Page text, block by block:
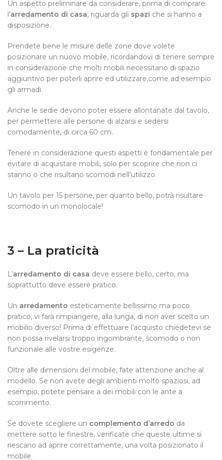
Un aspetto preliminare da considerare, prima di comprare
l’arredamento di casa, riguarda gli spazi che si hanno a
disposizione.
Prendete bene le misure delle zone dove volete
posizionare un nuovo mobile, ricordandovi di tenere sempre
in considerazione che molti mobili necessitano di spazio
aggiuntivo per poterli aprire ed utilizzare,come ad esempio
gli armadi.
Anche le sedie devono poter essere allontanate dal tavolo,
per permettere alle persone di alzarsi e sedersi
comodamente, di circa 60 cm.
Tenere in considerazione questi aspetti è fondamentale per
evitare di acquistare mobili, solo per scoprire che non ci
stanno o che risultano scomodi nell’utilizzo.
Un tavolo per 15 persone, per quanto bello, potrà risultare
scomodo in un monolocale!
3 – La praticità
L’arredamento di casa deve essere bello, certo, ma
soprattutto deve essere pratico.
Un arredamento esteticamente bellissimo ma poco
pratico, vi farà rimpiangere, alla lunga, di non aver scelto un
mobilio diverso! Prima di effettuare l’acquisto chiedetevi se
non possa rivelarsi troppo ingombrante, scomodo o non
funzionale alle vostre esigenze.
Oltre alle dimensioni del mobile, fate attenzione anche al
modello. Se non avete degli ambienti molto spaziosi, ad
esempio, potete pensare a dei mobili con le ante a
scorrimento.
Se dovete scegliere un complemento d’arredo da
mettere sotto le finestre, verificate che queste ultime si
riescano ad aprire correttamente, una volta posizionato il
mobile.